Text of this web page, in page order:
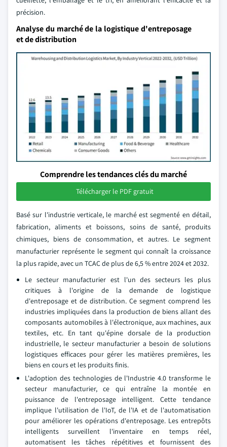
précision.
Analyse du marché de la logistique d'entreposage
et de distribution
Comprendre les tendances clés du marché
Télécharger le PDF gratuit
Basé sur l'industrie verticale, le marché est segmenté en détail,
fabrication, aliments et boissons, soins de santé, produits
chimiques, biens de consommation, et autres. Le segment
manufacturier représente le segment qui connaît la croissance
la plus rapide, avec un TCAC de plus de 6,5 % entre 2024 et 2032.
Le secteur manufacturier est l'un des secteurs les plus
critiques à l'origine de la demande de logistique
d'entreposage et de distribution. Ce segment comprend les
industries impliquées dans la production de biens allant des
composants automobiles à l'électronique, aux machines, aux
textiles, etc. En tant qu'épine dorsale de la production
industrielle, le secteur manufacturier a besoin de solutions
logistiques efficaces pour gérer les matières premières, les
biens en cours et les produits finis.
L'adoption des technologies de l'Industrie 4.0 transforme le
secteur manufacturier, ce qui entraîne la montée en
puissance de l'entreposage intelligent. Cette tendance
implique l'utilisation de l'IoT, de l'IA et de l'automatisation
pour améliorer les opérations d'entreposage. Les entrepôts
intelligents surveillent l'inventaire en temps réel,
automatisent les tâches répétitives et fournissent des